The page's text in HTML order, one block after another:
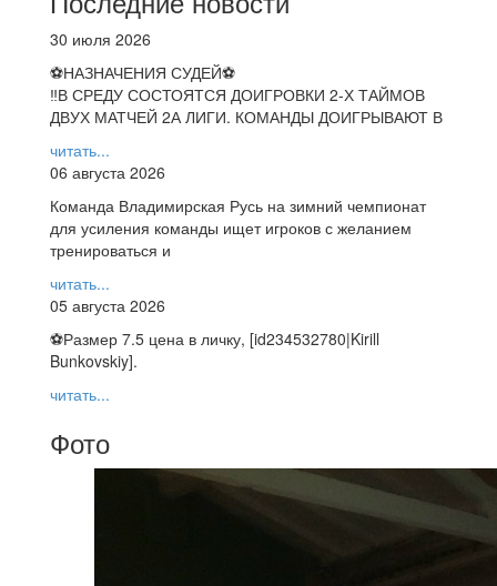
30 июля 2026
⚽НАЗНАЧЕНИЯ СУДЕЙ⚽
‼В СРЕДУ СОСТОЯТСЯ ДОИГРОВКИ 2-Х ТАЙМОВ
ДВУХ МАТЧЕЙ 2А ЛИГИ. КОМАНДЫ ДОИГРЫВАЮТ В
читать...
06 августа 2026
Команда Владимирская Русь на зимний чемпионат
для усиления команды ищет игроков с желанием
тренироваться и
читать...
05 августа 2026
⚽️Размер 7.5 цена в личку, [id234532780|Kirill
Bunkovskiy].
читать...
Фото